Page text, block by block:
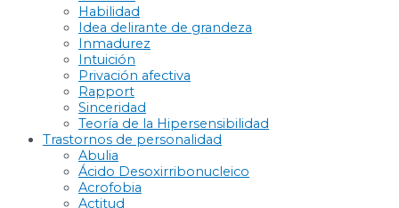
Habilidad
Idea delirante de grandeza
Inmadurez
Intuición
Privación afectiva
Rapport
Sinceridad
Teoría de la Hipersensibilidad
Trastornos de personalidad
Abulia
Ácido Desoxirribonucleico
Acrofobia
Actitud